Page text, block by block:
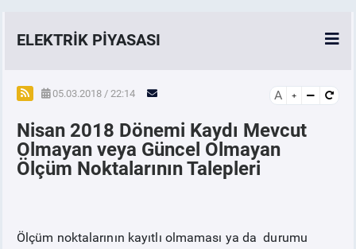
ELEKTRİK PİYASASI
SPOT ELEKTRİK PİYASALARI
ÖRNEK FİNANS BELGELERİ
VADELİ ELEKTRİK PİYASASI
05.03.2018 / 22:14 A
Nisan 2018 Dönemi Kaydı Mevcut
Olmayan veya Güncel Olmayan
Ölçüm Noktalarının Talepleri
Ölçüm noktalarının kayıtlı olmaması ya da durumu